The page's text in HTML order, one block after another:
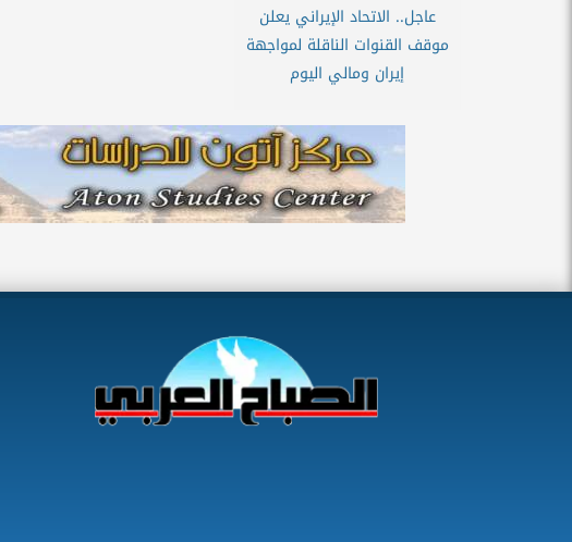
عاجل.. الاتحاد الإيراني يعلن
موقف القنوات الناقلة لمواجهة
إيران ومالي اليوم